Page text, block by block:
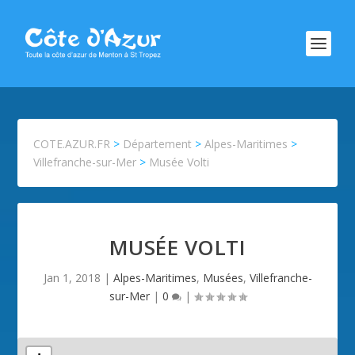
COTE.AZUR.FR > Département >Alpes-Maritimes >
Villefranche-sur-Mer > Musée Volti
MUSÉE VOLTI
Jan 1, 2018 | Alpes-Maritimes, Musées, Villefranche-
sur-Mer| 0 |